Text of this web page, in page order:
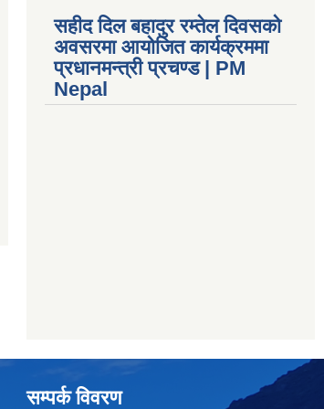
सहीद दिल बहादुर रम्तेल दिवसको
अवसरमा आयोजित कार्यक्रममा
प्रधानमन्त्री प्रचण्ड | PM
Nepal
सम्पर्क विवरण